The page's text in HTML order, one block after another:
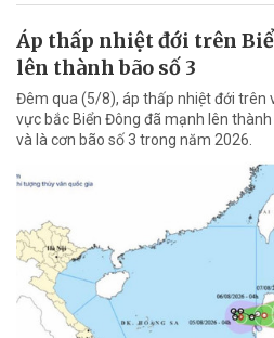
Áp thấp nhiệt đới trên
lên thành bão số 3
Đêm qua (5/8), áp thấp nhiệt đới trên
vực bắc Biển Đông đã mạnh lên
và là cơn bão số 3 trong năm 2026.